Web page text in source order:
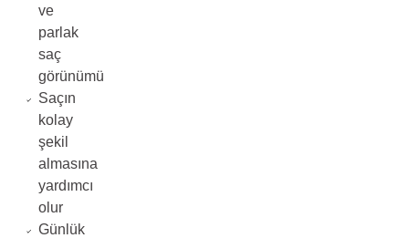
ve
parlak
saç
görünümü
Saçın
kolay
şekil
almasına
yardımcı
olur
Günlük